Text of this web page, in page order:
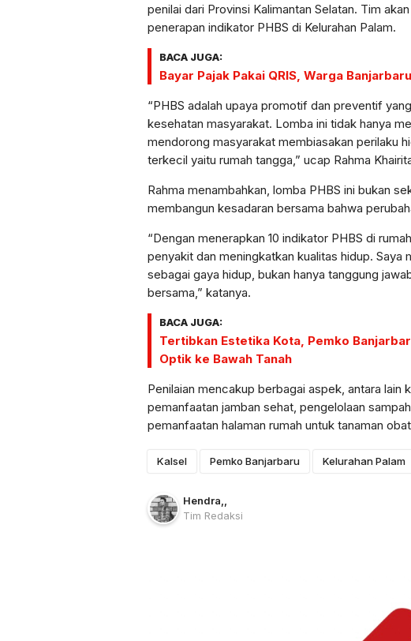
penilai dari Provinsi Kalimantan Selatan. Tim
penerapan indikator PHBS di Kelurahan Palam.
BACA JUGA:
Bayar Pajak Pakai QRIS, Warga
“PHBS adalah upaya promotif dan preventif
kesehatan masyarakat. Lomba ini tidak hanya
mendorong masyarakat membiasakan perilaku
terkecil yaitu rumah tangga,” ucap Rahma
Rahma menambahkan, lomba PHBS ini bukan
membangun kesadaran bersama bahwa
“Dengan menerapkan 10 indikator PHBS di
penyakit dan meningkatkan kualitas hidup. Saya
sebagai gaya hidup, bukan hanya tanggung
bersama,” katanya.
BACA JUGA:
Tertibkan Estetika Kota, Pemko
Optik ke Bawah Tanah
Penilaian mencakup berbagai aspek, antara lain
pemanfaatan jamban sehat, pengelolaan
pemanfaatan halaman rumah untuk tanaman
Kalsel Pemko Banjarbaru Kelurahan Palam
Hendra,,
Tim Redaksi